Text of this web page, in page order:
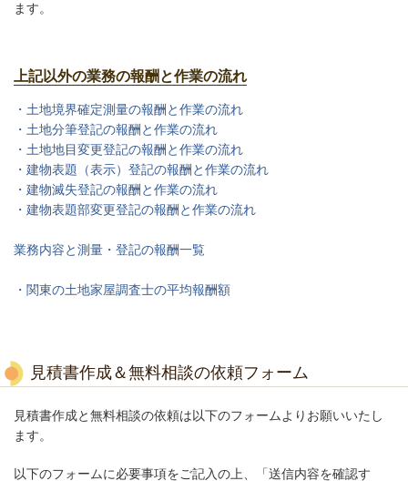
ます。
上記以外の業務の報酬と作業の流れ
・土地境界確定測量の報酬と作業の流れ
・土地分筆登記の報酬と作業の流れ
・土地地目変更登記の報酬と作業の流れ
・建物表題（表示）登記の報酬と作業の流れ
・建物滅失登記の報酬と作業の流れ
・建物表題部変更登記の報酬と作業の流れ
業務内容と測量・登記の報酬一覧
・関東の土地家屋調査士の平均報酬額
見積書作成＆無料相談の依頼フォーム
見積書作成と無料相談の依頼は以下のフォームよりお願いいたし
ます。
以下のフォームに必要事項をご記入の上、「送信内容を確認す